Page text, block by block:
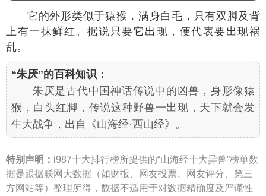
它的外形类似于猿猴，满身白毛，只有双脚及背
上有一抹鲜红。据说只要它出现，便代表要出现祸
乱。
“朱厌”的百科知识：
朱厌是古代中国神话传说中的凶兽，身形像猿
猴，白头红脚，传说这种野兽一出现，天下就会发
生大战争，出自《山海经·西山经》。
特别声明： i987十大排行榜所提供的“山海经十大异兽”榜单数
据是跟据联网大数据（如财报、网友投票、网友评分、第三
方网站等）整理所得，数据不适用于对数据精确度及严谨性